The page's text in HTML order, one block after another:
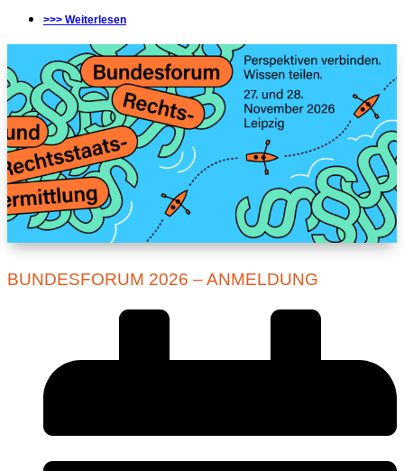
>>> Weiterlesen
BUNDESFORUM 2026 – ANMELDUNG